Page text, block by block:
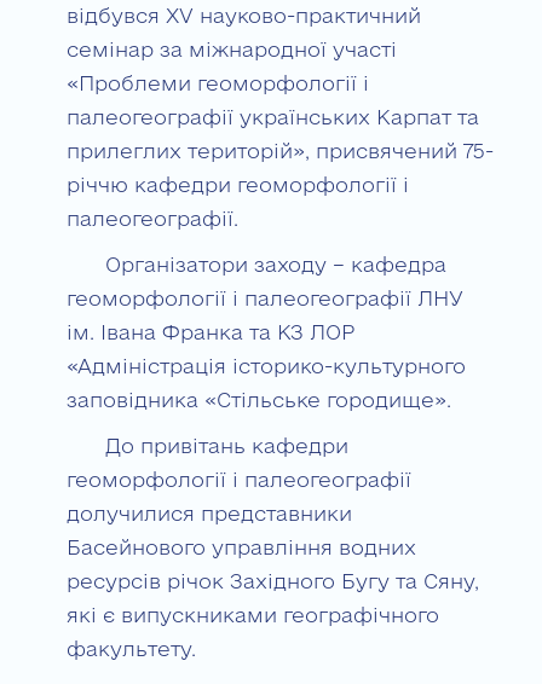
відбувся XV науково-практичний
семінар за міжнародної участі
«Проблеми геоморфології і
палеогеографії українських Карпат та
прилеглих територій», присвячений 75-
річчю кафедри геоморфології і
палеогеографії.
Організатори заходу – кафедра
геоморфології і палеогеографії ЛНУ
ім. Івана Франка та КЗ ЛОР
«Адміністрація історико-культурного
заповідника «Стільське городище».
До привітань кафедри
геоморфології і палеогеографії
долучилися представники
Басейнового управління водних
ресурсів річок Західного Бугу та Сяну,
які є випускниками географічного
факультету.